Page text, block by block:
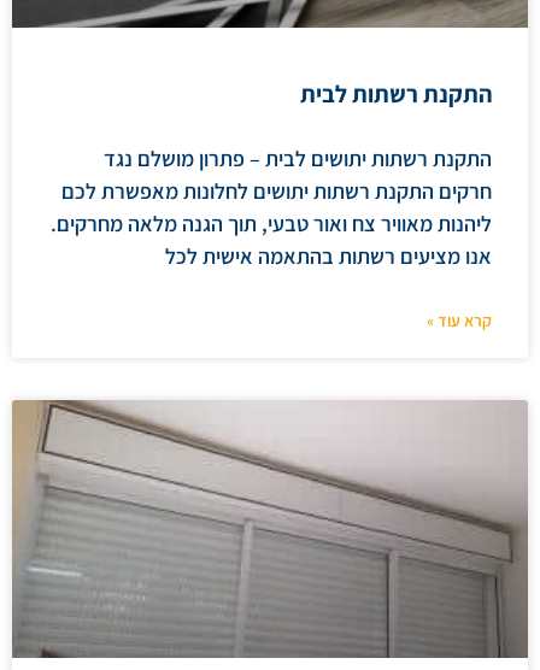
התקנת רשתות לבית
התקנת רשתות יתושים לבית – פתרון מושלם נגד
חרקים התקנת רשתות יתושים לחלונות מאפשרת לכם
ליהנות מאוויר צח ואור טבעי, תוך הגנה מלאה מחרקים.
אנו מציעים רשתות בהתאמה אישית לכל
קרא עוד »